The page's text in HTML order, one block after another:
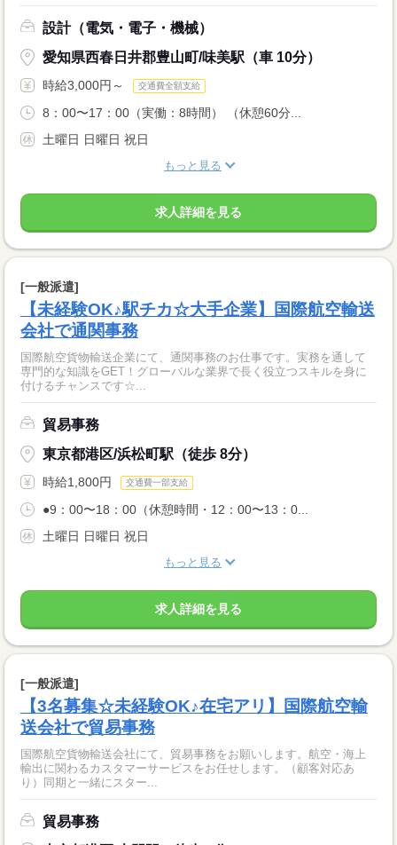
設計（電気・電子・機械）
愛知県西春日井郡豊山町/味美駅（車 10分）
時給3,000円～ 交通費全額支給
8：00〜17：00（実働：8時間） （休憩60分...
土曜日 日曜日 祝日
もっと見る
求人詳細を見る
[一般派遣]
【未経験OK♪駅チカ☆大手企業】国際航空輸送
会社で通関事務
国際航空貨物輸送企業にて、通関事務のお仕事です。実務を通して
専門的な知識をGET！グローバルな業界で長く役立つスキルを身に
付けるチャンスです☆...
貿易事務
東京都港区/浜松町駅（徒歩 8分）
時給1,800円 交通費一部支給
●9：00〜18：00（休憩時間・12：00〜13：0...
土曜日 日曜日 祝日
もっと見る
求人詳細を見る
[一般派遣]
【3名募集☆未経験OK♪在宅アリ】国際航空輸
送会社で貿易事務
国際航空貨物輸送会社にて、貿易事務をお願いします。航空・海上
輸出に関わるカスタマーサービスをお任せします。（顧客対応あ
り）同期と一緒にスター...
貿易事務